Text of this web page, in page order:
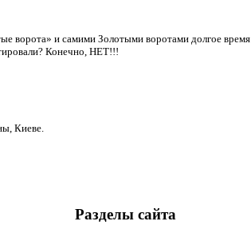
ворота» и самими Золотыми воротами долгое
Конечно, НЕТ!!!
Киеве.
Разделы сайта